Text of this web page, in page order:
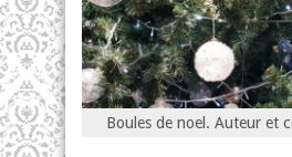
Boules de noel. Auteur et